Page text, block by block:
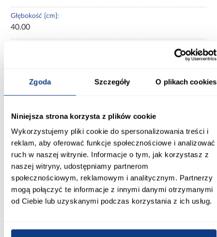
Zgoda Szczegóły O plikach cookies
Niniejsza strona korzysta z plików cookie
Wykorzystujemy pliki cookie do spersonalizowania treści i
reklam, aby oferować funkcje społecznościowe i analizować
ruch w naszej witrynie. Informacje o tym, jak korzystasz z
naszej witryny, udostępniamy partnerom
społecznościowym, reklamowym i analitycznym. Partnerzy
mogą połączyć te informacje z innymi danymi otrzymanymi
od Ciebie lub uzyskanymi podczas korzystania z ich usług.
Głębokość [cm]:
40.00
Kolor frontów:
beżowy
Wybarwienie:
beżowe
Lustro:
bez lustra